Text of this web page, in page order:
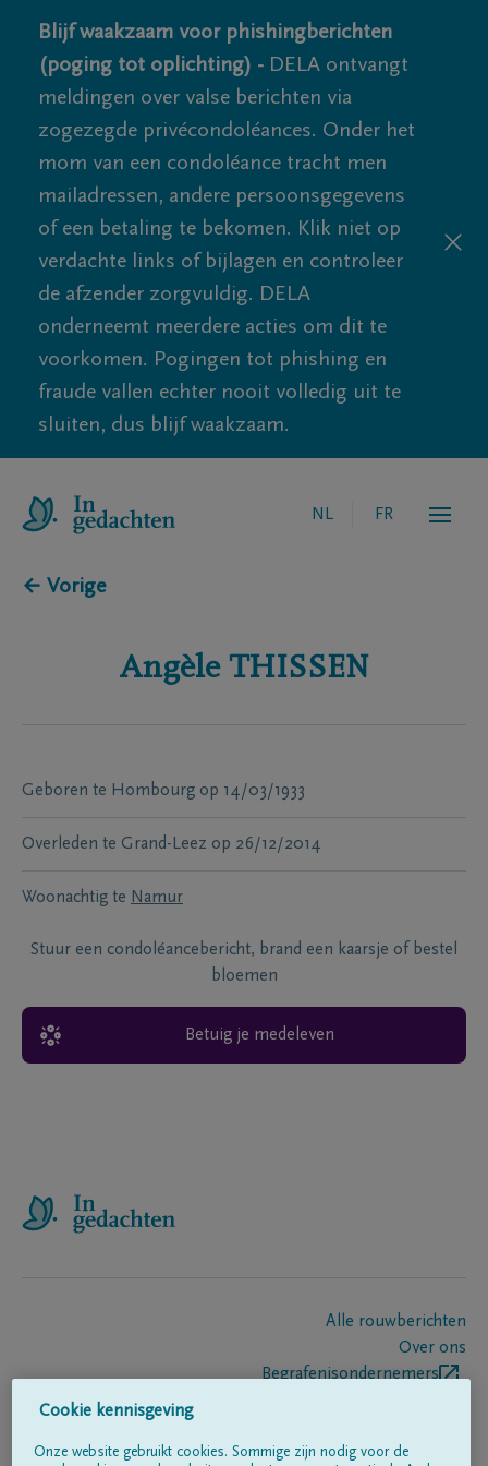
Blijf waakzaam voor phishingberichten
(poging tot oplichting) - DELA ontvangt
meldingen over valse berichten via
zogezegde privécondoléances. Onder het
mom van een condoléance tracht men
mailadressen, andere persoonsgegevens
of een betaling te bekomen. Klik niet op
verdachte links of bijlagen en controleer
de afzender zorgvuldig. DELA
onderneemt meerdere acties om dit te
voorkomen. Pogingen tot phishing en
fraude vallen echter nooit volledig uit te
sluiten, dus blijf waakzaam.
NL FR
← Vorige
Angèle THISSEN
Geboren te Hombourg op 14/03/1933
Overleden te Grand-Leez op 26/12/2014
Woonachtig te Namur
Stuur een condoléancebericht, brand een kaarsje of bestel
bloemen
Betuig je medeleven
Alle rouwberichten
Over ons
Begrafenisondernemers
Cookie kennisgeving
Onze website gebruikt cookies. Sommige zijn nodig voor de